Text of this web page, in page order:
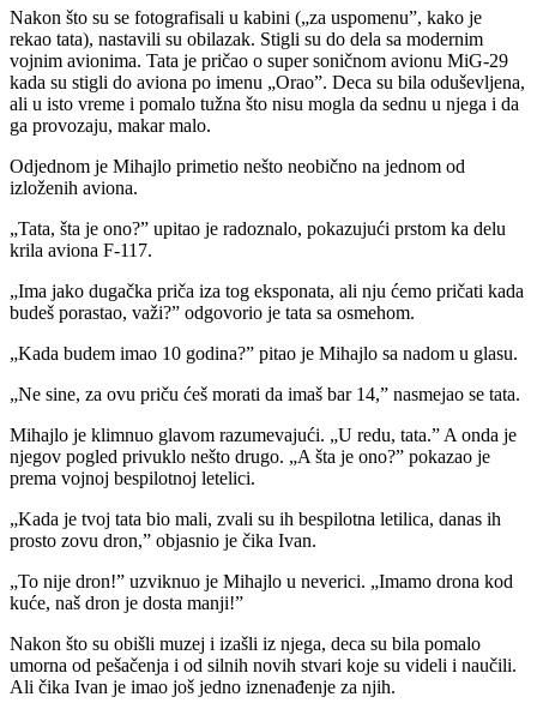
Nakon što su se fotografisali u kabini („za uspomenu”, kako je
rekao tata), nastavili su obilazak. Stigli su do dela sa modernim
vojnim avionima. Tata je pričao o super soničnom avionu MiG-29
kada su stigli do aviona po imenu „Orao”. Deca su bila oduševljena,
ali u isto vreme i pomalo tužna što nisu mogla da sednu u njega i da
ga provozaju, makar malo.
Odjednom je Mihajlo primetio nešto neobično na jednom od
izloženih aviona.
„Tata, šta je ono?” upitao je radoznalo, pokazujući prstom ka delu
krila aviona F-117.
„Ima jako dugačka priča iza tog eksponata, ali nju ćemo pričati kada
budeš porastao, važi?” odgovorio je tata sa osmehom.
„Kada budem imao 10 godina?” pitao je Mihajlo sa nadom u glasu.
„Ne sine, za ovu priču ćeš morati da imaš bar 14,” nasmejao se tata.
Mihajlo je klimnuo glavom razumevajući. „U redu, tata.” A onda je
njegov pogled privuklo nešto drugo. „A šta je ono?” pokazao je
prema vojnoj bespilotnoj letelici.
„Kada je tvoj tata bio mali, zvali su ih bespilotna letilica, danas ih
prosto zovu dron,” objasnio je čika Ivan.
„To nije dron!” uzviknuo je Mihajlo u neverici. „Imamo drona kod
kuće, naš dron je dosta manji!”
Nakon što su obišli muzej i izašli iz njega, deca su bila pomalo
umorna od pešačenja i od silnih novih stvari koje su videli i naučili.
Ali čika Ivan je imao još jedno iznenađenje za njih.